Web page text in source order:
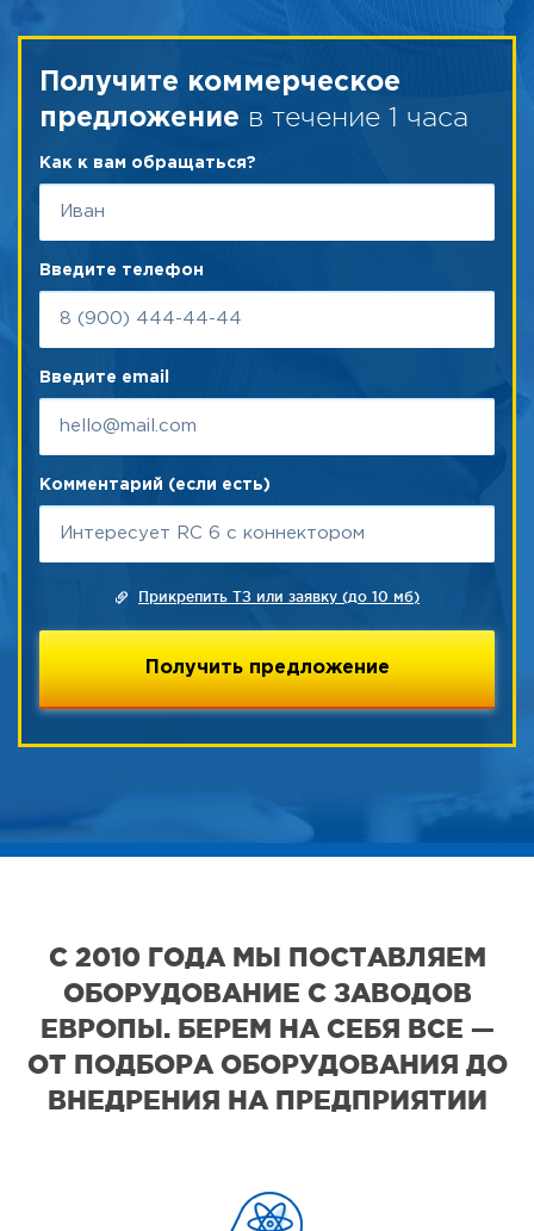
Получите коммерческое
предложение в течение 1 часа
Как к вам обращаться?
Введите телефон
Введите email
Комментарий (если есть)
Прикрепить ТЗ или заявку (до 10 мб)
С 2010 ГОДА МЫ ПОСТАВЛЯЕМ
ОБОРУДОВАНИЕ С ЗАВОДОВ
ЕВРОПЫ. БЕРЕМ НА СЕБЯ ВСЕ —
ОТ ПОДБОРА ОБОРУДОВАНИЯ ДО
ВНЕДРЕНИЯ НА ПРЕДПРИЯТИИ